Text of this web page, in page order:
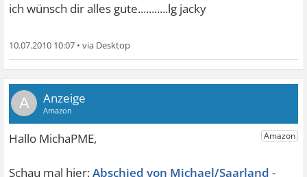
ich wünsch dir alles gute...........lg jacky
10.07.2010 10:07 •
A
Abschied von Michael/Saarland